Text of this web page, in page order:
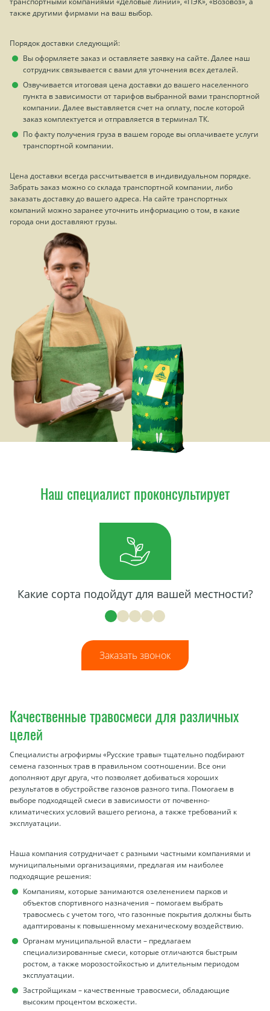
также другими фирмами на ваш выбор.
Порядок доставки следующий:
Вы оформляете заказ и оставляете заявку на сайте. Далее наш
сотрудник связывается с вами для уточнения всех деталей.
Озвучивается итоговая цена доставки до вашего населенного
пункта в зависимости от тарифов выбранной вами транспортной
компании. Далее выставляется счет на оплату, после которой
заказ комплектуется и отправляется в терминал ТК.
По факту получения груза в вашем городе вы оплачиваете услуги
транспортной компании.
Цена доставки всегда рассчитывается в индивидуальном порядке.
Забрать заказ можно со склада транспортной компании, либо
заказать доставку до вашего адреса. На сайте транспортных
компаний можно заранее уточнить информацию о том, в какие
города они доставляют грузы.
Наш специалист проконсультирует
Какие сорта подойдут для вашей местности?
Заказать звонок
Качественные травосмеси для различных
целей
Специалисты агрофирмы «Русские травы» тщательно подбирают
семена газонных трав в правильном соотношении. Все они
дополняют друг друга, что позволяет добиваться хороших
результатов в обустройстве газонов разного типа. Помогаем в
выборе подходящей смеси в зависимости от почвенно-
климатических условий вашего региона, а также требований к
эксплуатации.
Наша компания сотрудничает с разными частными компаниями и
муниципальными организациями, предлагая им наиболее
подходящие решения:
Компаниям, которые занимаются озеленением парков и
объектов спортивного назначения – помогаем выбрать
травосмесь с учетом того, что газонные покрытия должны быть
адаптированы к повышенному механическому воздействию.
Органам муниципальной власти – предлагаем
специализированные смеси, которые отличаются быстрым
ростом, а также морозостойкостью и длительным периодом
эксплуатации.
Застройщикам – качественные травосмеси, обладающие
высоким процентом всхожести.